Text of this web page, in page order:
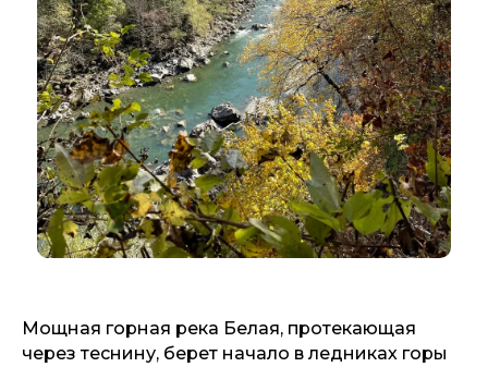
Мощная горная река Белая, протекающая
через теснину, берет начало в ледниках горы